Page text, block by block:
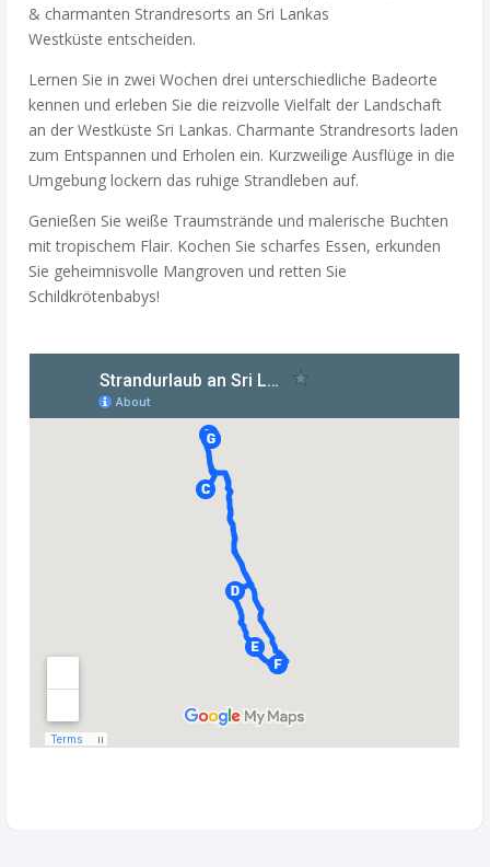
& charmanten Strandresorts an Sri Lankas
Westküste entscheiden.
Lernen Sie in zwei Wochen drei unterschiedliche Badeorte
kennen und erleben Sie die reizvolle Vielfalt der Landschaft
an der Westküste Sri Lankas. Charmante Strandresorts laden
zum Entspannen und Erholen ein. Kurzweilige Ausflüge in die
Umgebung lockern das ruhige Strandleben auf.
Genießen Sie weiße Traumstrände und malerische Buchten
mit tropischem Flair. Kochen Sie scharfes Essen, erkunden
Sie geheimnisvolle Mangroven und retten Sie
Schildkrötenbabys!